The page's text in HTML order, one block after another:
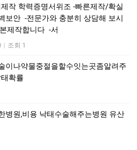
작 학력증명서위조 -빠른제작/확실
보안 -전문가와 충분히 상담해 보시
제작합니다 -서
| 조회 1
이나약물중절을할수잇는곳좀알려주
확률
병원,비용 낙태수술해주는병원 유산